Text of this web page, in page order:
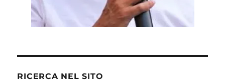
RICERCA NEL SITO